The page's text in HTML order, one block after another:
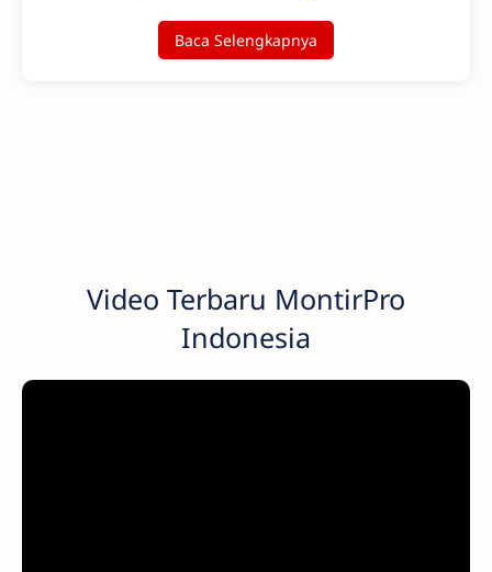
Baca Selengkapnya
Video Terbaru MontirPro
Indonesia